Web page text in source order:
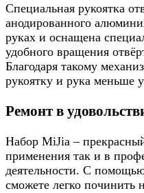
Специальная рукоятка
анодированного
руках и оснащена
удобного вращения
Благодаря такому
рукоятку и рука меньше
Ремонт в
Набор MiJia –
применения так и в
деятельности. С
сможете легко починить